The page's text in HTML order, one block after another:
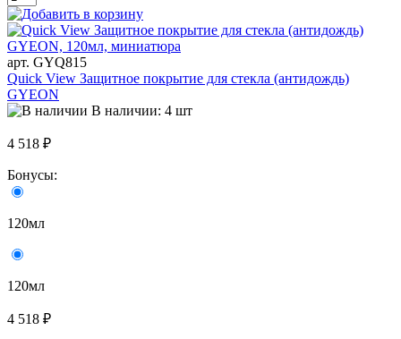
арт. GYQ815
Quick View Защитное покрытие для стекла (антидождь)
GYEON
В наличии: 4 шт
4 518 ₽
Бонусы:
120мл
120мл
4 518 ₽